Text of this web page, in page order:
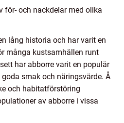
för- och nackdelar med olika
lång historia och har varit en
många kustsamhällen runt
har abborre varit en populär
smak och näringsvärde. Å
och habitatförstöring
av abborre i vissa